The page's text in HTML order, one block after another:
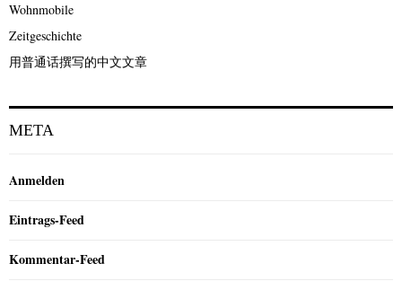
Wohnmobile
Zeitgeschichte
用普通话撰写的中文文章
META
Anmelden
Eintrags-Feed
Kommentar-Feed